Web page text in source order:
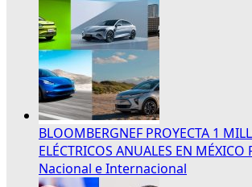
BLOOMBERGNEF PROYECTA 1
ELÉCTRICOS ANUALES EN MÉXICO
Nacional e Internacional